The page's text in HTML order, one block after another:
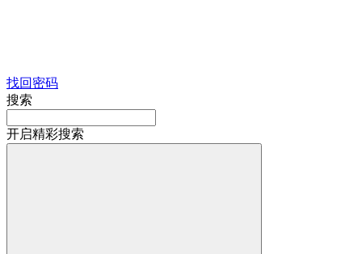
找回密码
搜索
开启精彩搜索